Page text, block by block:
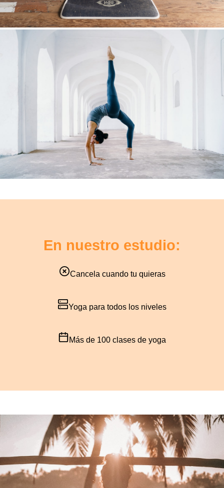
En nuestro estudio:
Cancela cuando tu quieras
Yoga para todos los niveles
Más de 100 clases de yoga